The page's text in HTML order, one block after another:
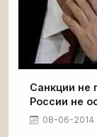
Санкции не
России не
08-06-2014